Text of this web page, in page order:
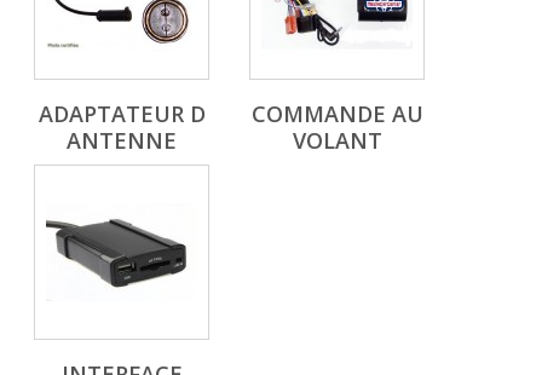
ADAPTATEUR D
ANTENNE
COMMANDE AU
VOLANT